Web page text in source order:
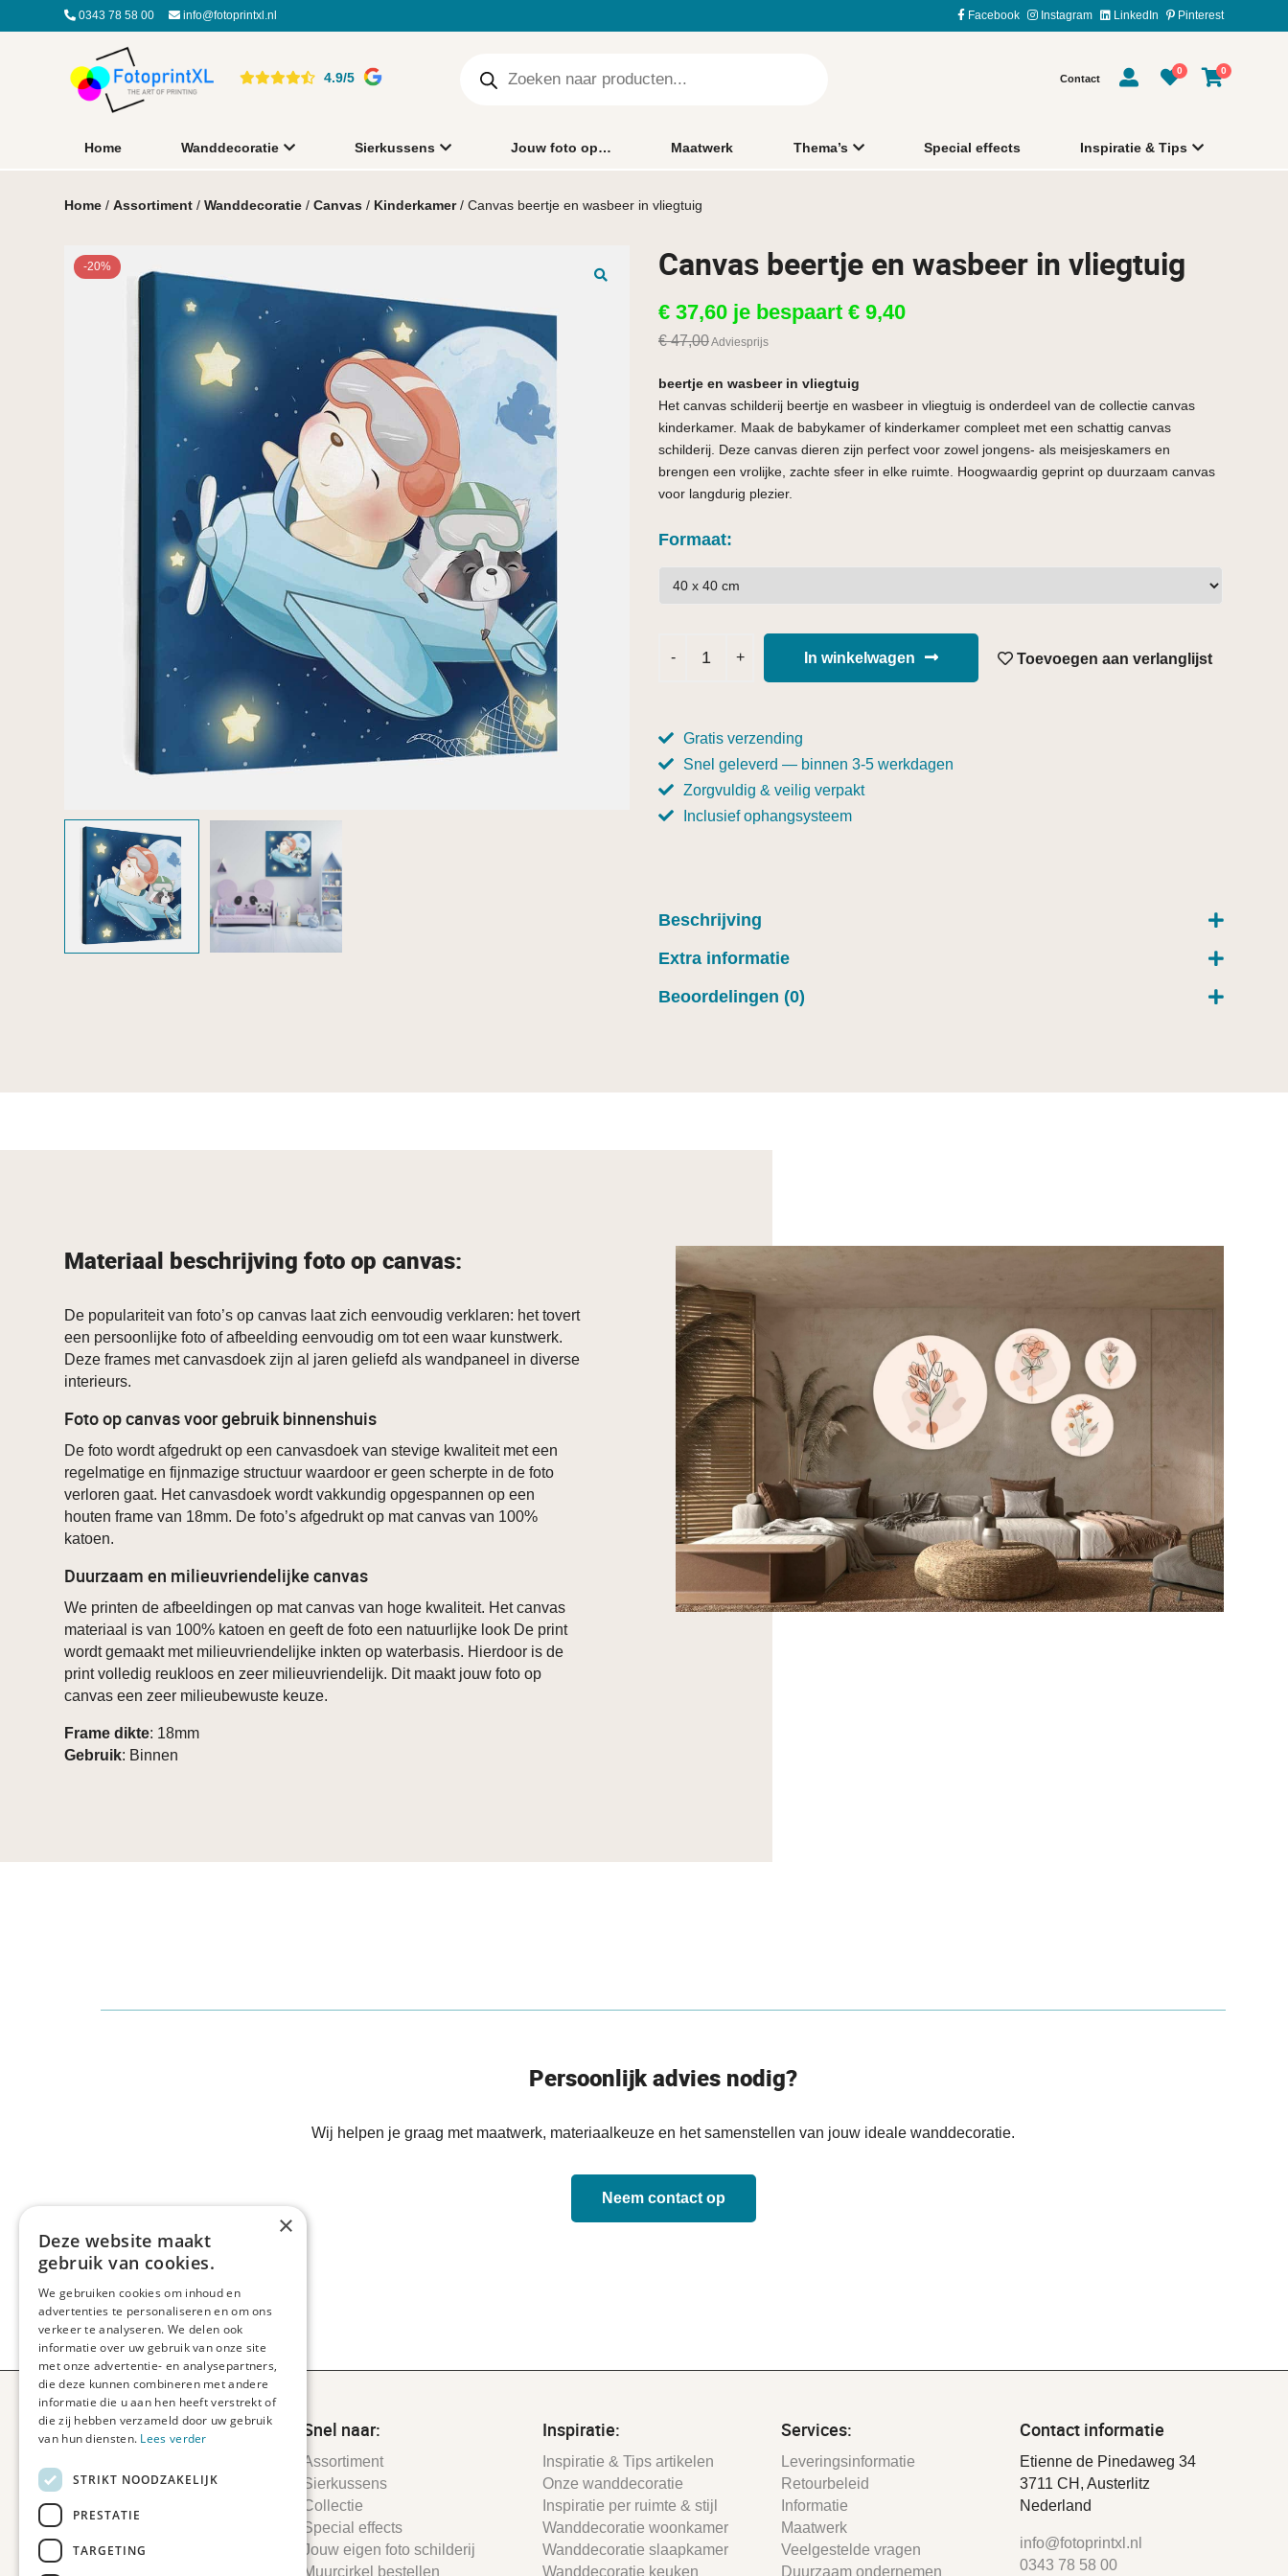
0343 78 58 00 info@fotoprintxl.nl Facebook Instagram LinkedIn Pinterest
4.9/5 Contact
0 0
Home Wanddecoratie Sierkussens Jouw foto op… Maatwerk Thema’s Special effects Inspiratie & Tips
Home /Assortiment /Wanddecoratie /Canvas / Kinderkamer/ Canvas beertje en wasbeer in vliegtuig
-20% Canvas beertje en wasbeer in vliegtuig
€ 37,60 je bespaart € 9,40
€47,00Adviesprijs
beertje en wasbeer in vliegtuig
Het canvas schilderij beertje en wasbeer in vliegtuig is onderdeel van de collectie canvas
kinderkamer. Maak de babykamer of kinderkamer compleet met een schattig canvas
schilderij. Deze canvas dieren zijn perfect voor zowel jongens- als meisjeskamers en
brengen een vrolijke, zachte sfeer in elke ruimte. Hoogwaardig geprint op duurzaam canvas
voor langdurig plezier.
Formaat
In winkelwagen Toevoegen aan verlanglijst
Gratis verzending
Snel geleverd — binnen 3-5 werkdagen
Zorgvuldig & veilig verpakt
Inclusief ophangsysteem
Beschrijving
Extra informatie
Beoordelingen (0)
Materiaal beschrijving foto op canvas:
De populariteit van foto’s op canvas laat zich eenvoudig verklaren: het tovert
een persoonlijke foto of afbeelding eenvoudig om tot een waar kunstwerk.
Deze frames met canvasdoek zijn al jaren geliefd als wandpaneel in diverse
interieurs.
Foto op canvas voor gebruik binnenshuis
De foto wordt afgedrukt op een canvasdoek van stevige kwaliteit met een
regelmatige en fijnmazige structuur waardoor er geen scherpte in de foto
verloren gaat. Het canvasdoek wordt vakkundig opgespannen op een
houten frame van 18mm. De foto’s afgedrukt op mat canvas van 100%
katoen.
Duurzaam en milieuvriendelijke canvas
We printen de afbeeldingen op mat canvas van hoge kwaliteit. Het canvas
materiaal is van 100% katoen en geeft de foto een natuurlijke look De print
wordt gemaakt met milieuvriendelijke inkten op waterbasis. Hierdoor is de
print volledig reukloos en zeer milieuvriendelijk. Dit maakt jouw foto op
canvas een zeer milieubewuste keuze.
Frame dikte: 18mm
Gebruik: Binnen
Persoonlijk advies nodig?
Wij helpen je graag met maatwerk, materiaalkeuze en het samenstellen van jouw ideale wanddecoratie.
Neem contact op
Snel naar:
Assortiment
Sierkussens
Collectie
Special effects
Jouw eigen foto schilderij
Muurcirkel bestellen
Inspiratie:
Inspiratie & Tips artikelen
Onze wanddecoratie
Inspiratie per ruimte & stijl
Wanddecoratie woonkamer
Wanddecoratie slaapkamer
Wanddecoratie keuken
Services:
Leveringsinformatie
Retourbeleid
Informatie
Maatwerk
Veelgestelde vragen
Duurzaam ondernemen
Contact informatie
Etienne de Pinedaweg 34
3711 CH, Austerlitz
Nederland
info@fotoprintxl.nl
0343 78 58 00
×
Deze website maakt
gebruik van cookies.
We gebruiken cookies om inhoud en
advertenties te personaliseren en om ons
verkeer te analyseren. We delen ook
informatie over uw gebruik van onze site
met onze advertentie- en analysepartners,
die deze kunnen combineren met andere
informatie die u aan hen heeft verstrekt of
die zij hebben verzameld door uw gebruik
van hun diensten. Lees verder
STRIKT NOODZAKELIJK
PRESTATIE
TARGETING